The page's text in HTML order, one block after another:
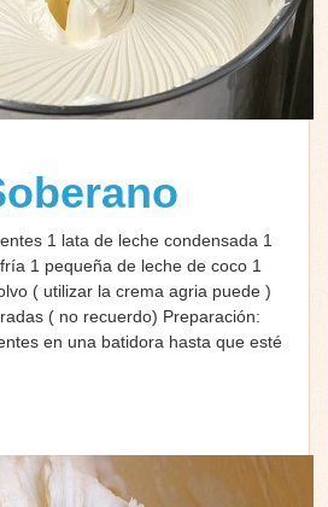
1 lata de leche condensada 1
1 pequeña de leche de coco 1
( utilizar la crema agria puede )
( no recuerdo) Preparación:
en una batidora hasta que esté